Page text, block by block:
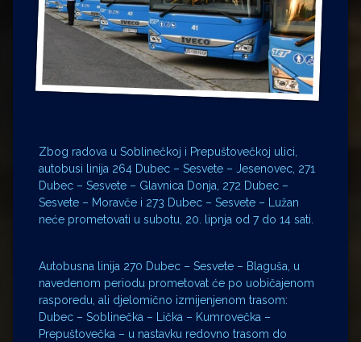
Mario Lovreković
Miroslav Šantek
Zbog radova u Soblinečkoj i Prepuštovečkoj ulici,
autobusi linija 264 Dubec – Sesvete – Jesenovec, 271
Dubec – Sesvete – Glavnica Donja, 272 Dubec –
Sesvete – Moravče i 273 Dubec – Sesvete – Lužan
neće prometovati u subotu, 20. lipnja od 7 do 14 sati.
Autobusna linija 270 Dubec – Sesvete – Blaguša, u
navedenom periodu prometovat će po uobičajenom
rasporedu, ali djelomično izmijenjenom trasom:
Dubec – Soblinečka – Lička – Kumrovečka –
Prepuštovečka – u nastavku redovno trasom do